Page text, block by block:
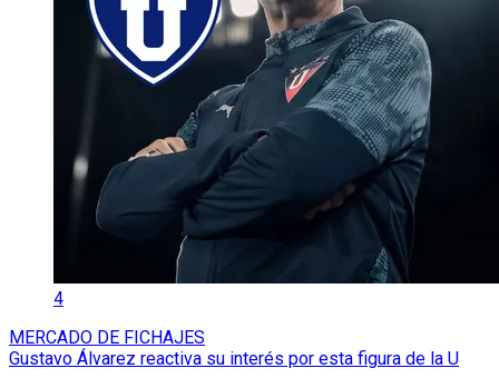
4
MERCADO DE FICHAJES
Gustavo Álvarez reactiva su interés por esta figura de la U